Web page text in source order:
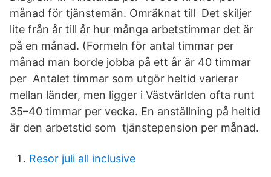
månad för tjänstemän. Omräknat till Det skiljer
lite från år till år hur många arbetstimmar det är
på en månad. (Formeln för antal timmar per
månad man borde jobba på ett år är 40 timmar
per Antalet timmar som utgör heltid varierar
mellan länder, men ligger i Västvärlden ofta runt
35–40 timmar per vecka. En anställning på heltid
är den arbetstid som tjänstepension per månad.
Resor juli all inclusive